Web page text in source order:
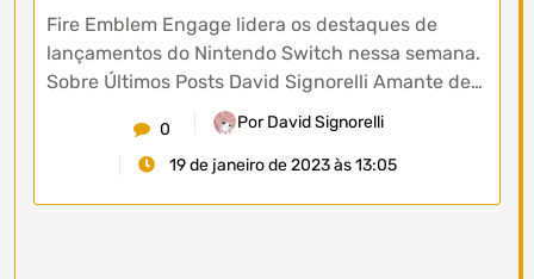
Fire Emblem Engage lidera os destaques de
lançamentos do Nintendo Switch nessa semana.
Sobre Últimos Posts David Signorelli Amante de…
0 Por David Signorelli
19 de janeiro de 2023 às 13:05